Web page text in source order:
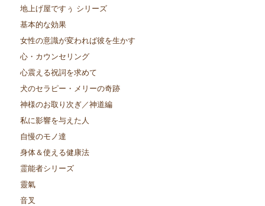
地上げ屋ですぅ シリーズ
基本的な効果
女性の意識が変われば彼を生かす
心・カウンセリング
心震える祝詞を求めて
犬のセラピー・メリーの奇跡
神様のお取り次ぎ／神道編
私に影響を与えた人
自慢のモノ達
身体＆使える健康法
霊能者シリーズ
靈氣
音叉